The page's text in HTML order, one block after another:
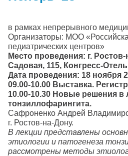
в рамках непрерывного
Организаторы: МОО
педиатрических центров»
Место проведения: г.
Садовая, 115, Конгресс-
Дата проведения: 18 ноября
09.00-10.00 Выставка.
10.00-10.30 Новые решения в
Сафроненко Андрей
г. Ростов-на-Дону.
В лекции представлены
этиологии и патогенеза
рассмотрены методы